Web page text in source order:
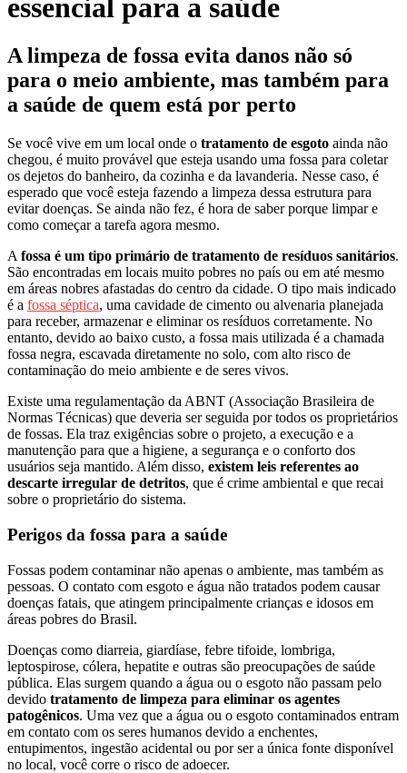
essencial para a saúde
A limpeza de fossa evita danos não só
para o meio ambiente, mas também para
a saúde de quem está por perto
Se você vive em um local onde o tratamento de esgoto ainda não
chegou, é muito provável que esteja usando uma fossa para coletar
os dejetos do banheiro, da cozinha e da lavanderia. Nesse caso, é
esperado que você esteja fazendo a limpeza dessa estrutura para
evitar doenças. Se ainda não fez, é hora de saber porque limpar e
como começar a tarefa agora mesmo.
A fossa é um tipo primário de tratamento de resíduos sanitários.
São encontradas em locais muito pobres no país ou em até mesmo
em áreas nobres afastadas do centro da cidade. O tipo mais indicado
é a fossa séptica, uma cavidade de cimento ou alvenaria planejada
para receber, armazenar e eliminar os resíduos corretamente. No
entanto, devido ao baixo custo, a fossa mais utilizada é a chamada
fossa negra, escavada diretamente no solo, com alto risco de
contaminação do meio ambiente e de seres vivos.
Existe uma regulamentação da ABNT (Associação Brasileira de
Normas Técnicas) que deveria ser seguida por todos os proprietários
de fossas. Ela traz exigências sobre o projeto, a execução e a
manutenção para que a higiene, a segurança e o conforto dos
usuários seja mantido. Além disso, existem leis referentes ao
descarte irregular de detritos, que é crime ambiental e que recai
sobre o proprietário do sistema.
Perigos da fossa para a saúde
Fossas podem contaminar não apenas o ambiente, mas também as
pessoas. O contato com esgoto e água não tratados podem causar
doenças fatais, que atingem principalmente crianças e idosos em
áreas pobres do Brasil.
Doenças como diarreia, giardíase, febre tifoide, lombriga,
leptospirose, cólera, hepatite e outras são preocupações de saúde
pública. Elas surgem quando a água ou o esgoto não passam pelo
devido tratamento de limpeza para eliminar os agentes
patogênicos. Uma vez que a água ou o esgoto contaminados entram
em contato com os seres humanos devido a enchentes,
entupimentos, ingestão acidental ou por ser a única fonte disponível
no local, você corre o risco de adoecer.